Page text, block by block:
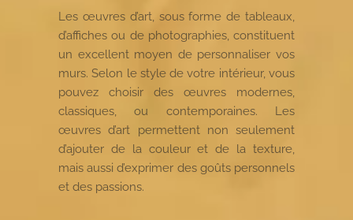
Les œuvres d’art, sous forme de tableaux,
d’affiches ou de photographies, constituent
un excellent moyen de personnaliser vos
murs. Selon le style de votre intérieur, vous
pouvez choisir des œuvres modernes,
classiques, ou contemporaines. Les
œuvres d’art permettent non seulement
d’ajouter de la couleur et de la texture,
mais aussi d’exprimer des goûts personnels
et des passions.